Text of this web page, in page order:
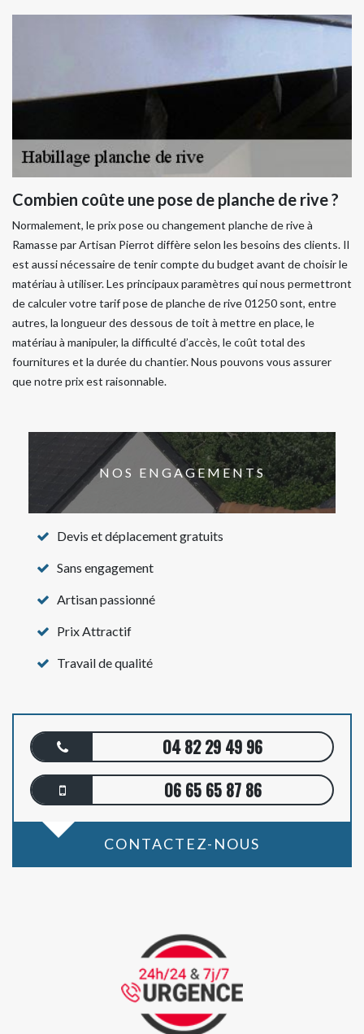
Combien coûte une pose de planche de rive ?
Normalement, le prix pose ou changement planche de rive à
Ramasse par Artisan Pierrot diffère selon les besoins des clients. Il
est aussi nécessaire de tenir compte du budget avant de choisir le
matériau à utiliser. Les principaux paramètres qui nous permettront
de calculer votre tarif pose de planche de rive 01250 sont, entre
autres, la longueur des dessous de toit à mettre en place, le
matériau à manipuler, la difficulté d’accès, le coût total des
fournitures et la durée du chantier. Nous pouvons vous assurer
que notre prix est raisonnable.
NOS ENGAGEMENTS
Devis et déplacement gratuits
Sans engagement
Artisan passionné
Prix Attractif
Travail de qualité
04 82 29 49 96
06 65 65 87 86
CONTACTEZ-NOUS